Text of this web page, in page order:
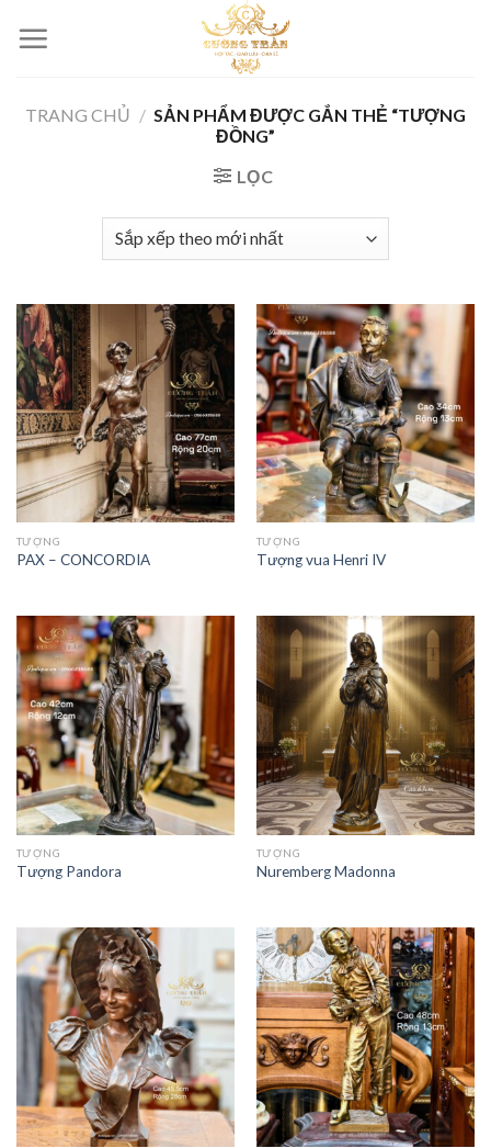
TRANG CHỦ / SẢN PHẨM ĐƯỢC GẮN THẺ “TƯỢNG
ĐỒNG”
LỌC
TƯỢNG
PAX – CONCORDIA
TƯỢNG
Tượng vua Henri IV
TƯỢNG
Tượng Pandora
TƯỢNG
Nuremberg Madonna